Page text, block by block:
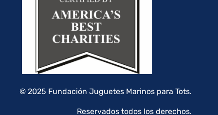
© 2025 Fundación Juguetes Marinos para Tots.
Reservados todos los derechos.